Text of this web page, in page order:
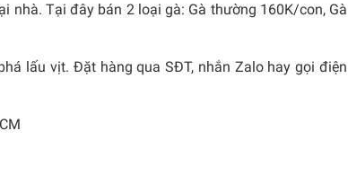
nhà. Tại đây bán 2 loại gà: Gà thường 160K/con, Gà
lấu vịt. Đặt hàng qua SĐT, nhắn Zalo hay gọi điện